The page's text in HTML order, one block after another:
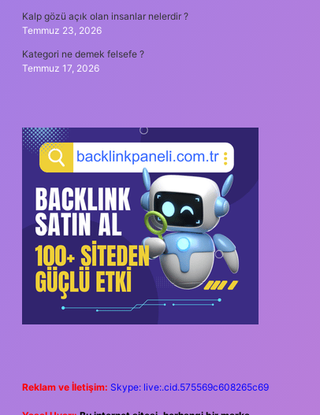
Kalp gözü açık olan insanlar nelerdir ?
Temmuz 23, 2026
Kategori ne demek felsefe ?
Temmuz 17, 2026
Reklam ve İletişim: Skype: live:.cid.575569c608265c69